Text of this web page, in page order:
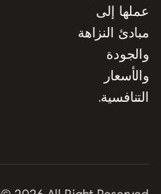
عملها إلى
مبادئ النزاهة
والجودة
والأسعار
التنافسية.